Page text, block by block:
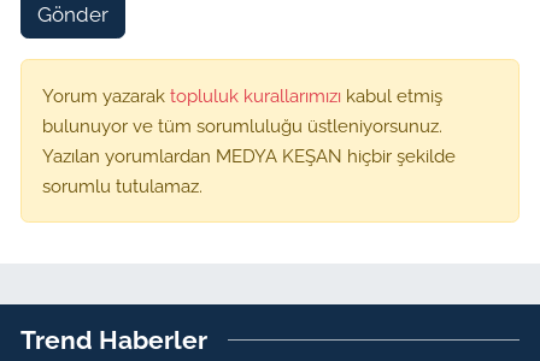
Gönder
Yorum yazarak topluluk kurallarımızı kabul etmiş
bulunuyor ve tüm sorumluluğu üstleniyorsunuz.
Yazılan yorumlardan MEDYA KEŞAN hiçbir şekilde
sorumlu tutulamaz.
Trend Haberler